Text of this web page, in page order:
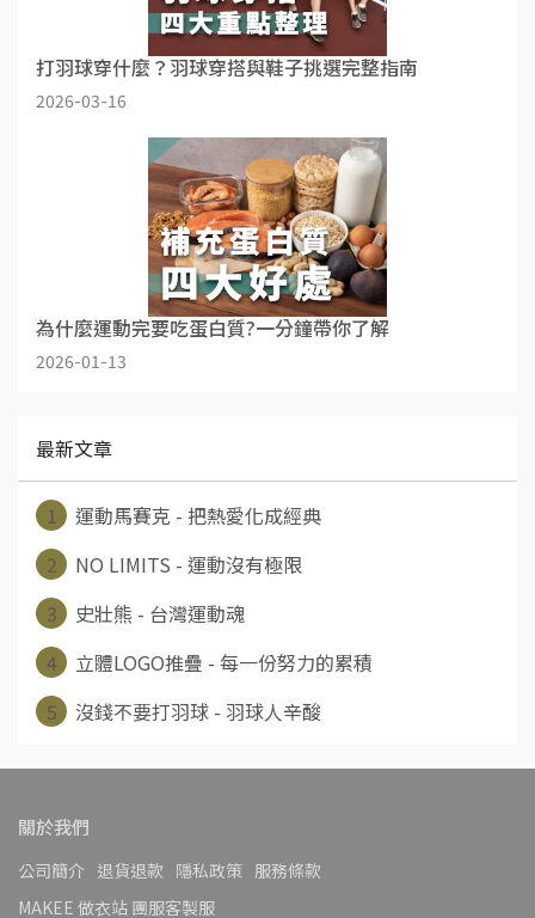
打羽球穿什麼？羽球穿搭與鞋子挑選完整指南
2026-03-16
為什麼運動完要吃蛋白質?一分鐘帶你了解
2026-01-13
最新文章
1
運動馬賽克 - 把熱愛化成經典
2
NO LIMITS - 運動沒有極限
3
史壯熊 - 台灣運動魂
4
立體LOGO推疊 - 每一份努力的累積
5
沒錢不要打羽球 - 羽球人辛酸
關於我們
公司簡介 退貨退款 隱私政策 服務條款
MAKEE 做衣站 團服客製服